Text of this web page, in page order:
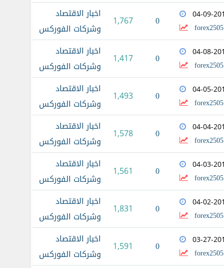
04-09-
forex2505
0
1,767
اخبار الاقتصاد
وشركات الفوركس
04-08-
forex2505
0
1,417
اخبار الاقتصاد
وشركات الفوركس
04-05-
forex2505
0
1,493
اخبار الاقتصاد
وشركات الفوركس
04-04-
forex2505
0
1,578
اخبار الاقتصاد
وشركات الفوركس
04-03-
forex2505
0
1,561
اخبار الاقتصاد
وشركات الفوركس
04-02-
forex2505
0
1,831
اخبار الاقتصاد
وشركات الفوركس
03-27-
forex2505
0
1,591
اخبار الاقتصاد
وشركات الفوركس